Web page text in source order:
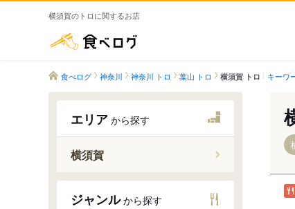
横須賀のトロに関するお店
食べログ 神奈川 神奈川 トロ 葉山 トロ 横須賀 トロ キーワ
エリア から探す
横須賀
田浦
ジャンルから探す